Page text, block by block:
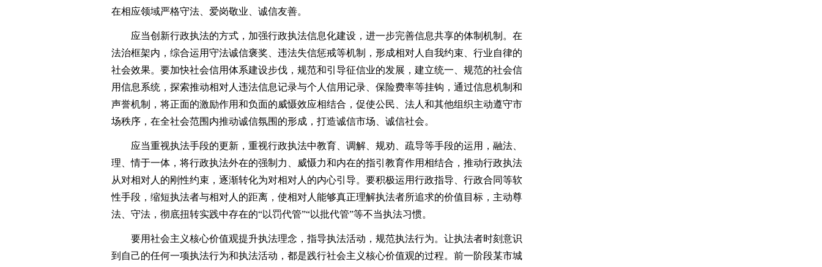
在相应领域严格守法、爱岗敬业、诚信友善。
应当创新行政执法的方式，加强行政执法信息化建设，进一步完善信息共享的体制机制。在
法治框架内，综合运用守法诚信褒奖、违法失信惩戒等机制，形成相对人自我约束、行业自律的
社会效果。要加快社会信用体系建设步伐，规范和引导征信业的发展，建立统一、规范的社会信
用信息系统，探索推动相对人违法信息记录与个人信用记录、保险费率等挂钩，通过信息机制和
声誉机制，将正面的激励作用和负面的威慑效应相结合，促使公民、法人和其他组织主动遵守市
场秩序，在全社会范围内推动诚信氛围的形成，打造诚信市场、诚信社会。
应当重视执法手段的更新，重视行政执法中教育、调解、规劝、疏导等手段的运用，融法、
理、情于一体，将行政执法外在的强制力、威慑力和内在的指引教育作用相结合，推动行政执法
从对相对人的刚性约束，逐渐转化为对相对人的内心引导。要积极运用行政指导、行政合同等软
性手段，缩短执法者与相对人的距离，使相对人能够真正理解执法者所追求的价值目标，主动尊
法、守法，彻底扭转实践中存在的“以罚代管”“以批代管”等不当执法习惯。
要用社会主义核心价值观提升执法理念，指导执法活动，规范执法行为。让执法者时刻意识
到自己的任何一项执法行为和执法活动，都是践行社会主义核心价值观的过程。前一阶段某市城